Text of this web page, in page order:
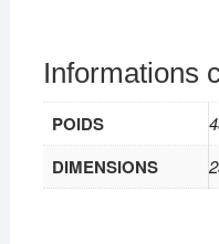
Informations
POIDS
DIMENSIONS